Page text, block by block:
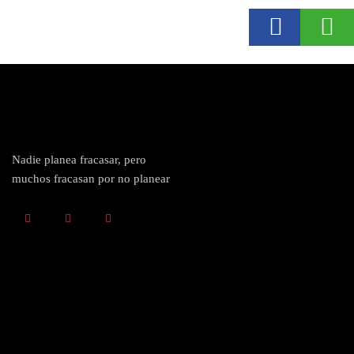
Nadie planea fracasar, pero
muchos fracasan por no planear